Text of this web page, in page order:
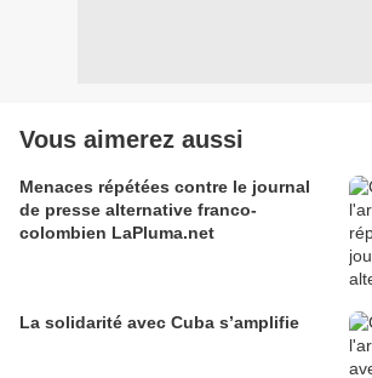
Vous aimerez aussi
Menaces répétées contre le journal
de presse alternative franco-
colombien LaPluma.net
La solidarité avec Cuba s’amplifie